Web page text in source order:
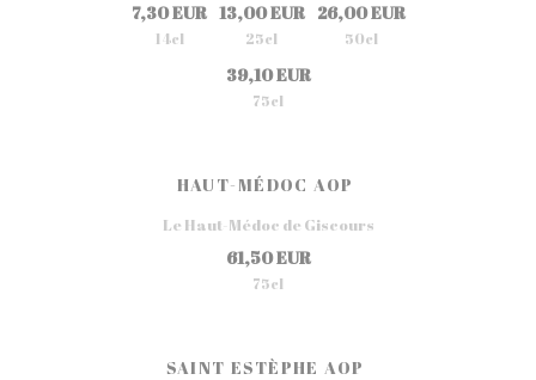
7,30 EUR
14cl
13,00 EUR
25cl
26,00 EUR
50cl
39,10 EUR
75cl
HAUT-MÉDOC AOP
Le Haut-Médoc de Giscours
61,50 EUR
75cl
SAINT ESTÈPHE AOP